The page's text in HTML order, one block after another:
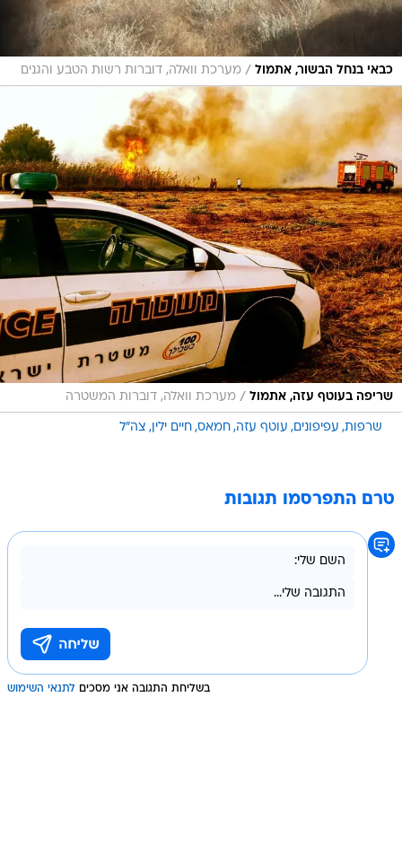
כבאי בנחל הבשור, אתמול / מערכת וואלה, דוברות רשות הטבע והגנים
שריפה בעוטף עזה, אתמול / מערכת וואלה, דוברות המשטרה
שרפות עפיפונים עוטף עזה חמאס חיים ילין צה"ל
טרם התפרסמו תגובות
בשליחת התגובה אני מסכים לתנאי השימוש